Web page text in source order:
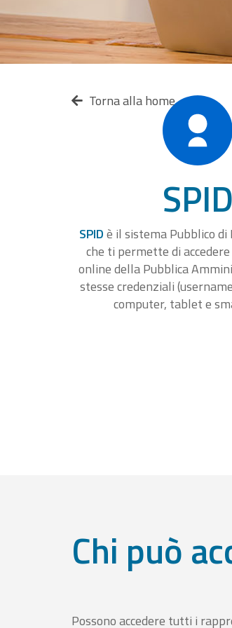
Torna alla home
SPID
SPIDè il sistema Pubblico
che ti permette di
online della Pubblica
stesse credenziali
computer, tablet e
Chi può
Possono accedere tutti i